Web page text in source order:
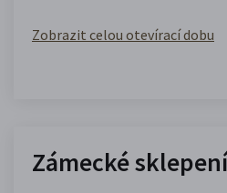
Zobrazit celou otevírací dobu
Zámecké sklepení